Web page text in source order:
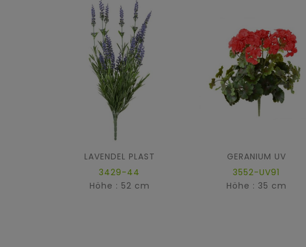
LAVENDEL PLAST
3429-44
Höhe : 52 cm
GERANIUM UV
3552-UV91
Höhe : 35 cm